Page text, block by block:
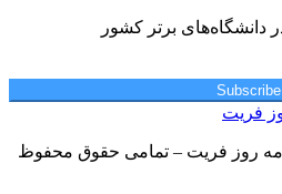
دانشگاه‌های برتر کشور
Subscribe
روز فریت – تمامی حقوق محفوظ